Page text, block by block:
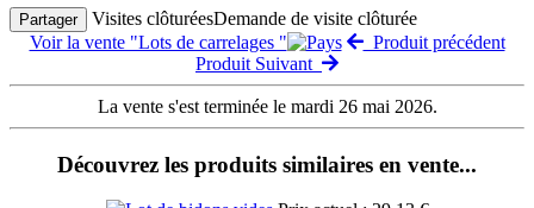
Partager Visites clôturéesDemande de visite clôturée
Voir la vente "Lots de carrelages "
Produit précédent
Produit Suivant
La vente s'est terminée le mardi 26 mai 2026.
Découvrez les produits similaires en vente...